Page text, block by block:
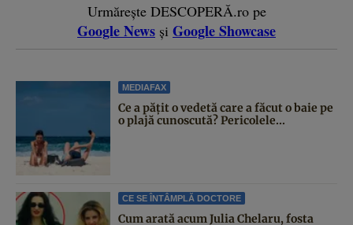
Urmărește DESCOPERĂ.ro pe
Google News și Google Showcase
MEDIAFAX
Ce a pățit o vedetă care a făcut o baie pe
o plajă cunoscută? Pericolele...
CE SE ÎNTÂMPLĂ DOCTORE
Cum arată acum Julia Chelaru, fosta